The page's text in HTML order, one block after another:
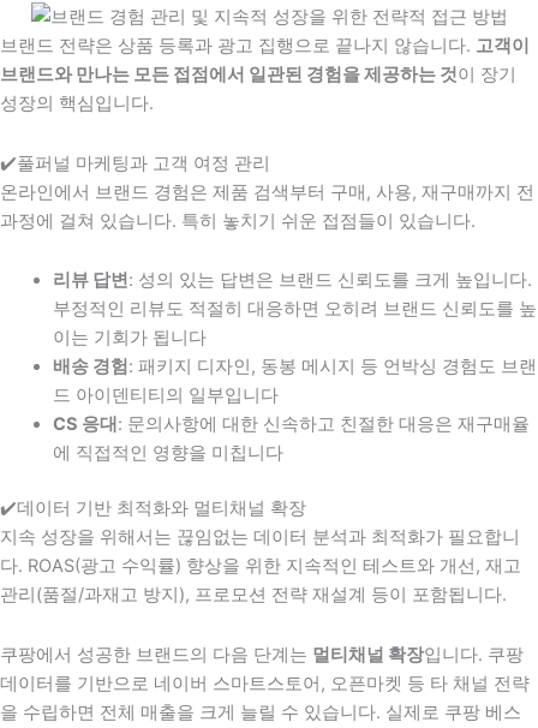
브랜드 전략은 상품 등록과 광고 집행으로 끝나지 않습니다. 고객이
브랜드와 만나는 모든 접점에서 일관된 경험을 제공하는 것이 장기
성장의 핵심입니다.
✔️풀퍼널 마케팅과 고객 여정 관리
온라인에서 브랜드 경험은 제품 검색부터 구매, 사용, 재구매까지 전
과정에 걸쳐 있습니다. 특히 놓치기 쉬운 접점들이 있습니다.
리뷰 답변: 성의 있는 답변은 브랜드 신뢰도를 크게 높입니다.
부정적인 리뷰도 적절히 대응하면 오히려 브랜드 신뢰도를 높
이는 기회가 됩니다
배송 경험 : 패키지 디자인, 동봉 메시지 등 언박싱 경험도 브랜
드 아이덴티티의 일부입니다
CS 응대 : 문의사항에 대한 신속하고 친절한 대응은 재구매율
에 직접적인 영향을 미칩니다
✔️데이터 기반 최적화와 멀티채널 확장
지속 성장을 위해서는 끊임없는 데이터 분석과 최적화가 필요합니
다. ROAS(광고 수익률) 향상을 위한 지속적인 테스트와 개선, 재고
관리(품절/과재고 방지), 프로모션 전략 재설계 등이 포함됩니다.
쿠팡에서 성공한 브랜드의 다음 단계는 멀티채널 확장입니다. 쿠팡
데이터를 기반으로 네이버 스마트스토어, 오픈마켓 등 타 채널 전략
을 수립하면 전체 매출을 크게 늘릴 수 있습니다. 실제로 쿠팡 베스